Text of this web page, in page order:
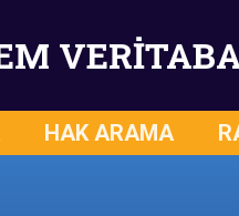
HAK ARAMA